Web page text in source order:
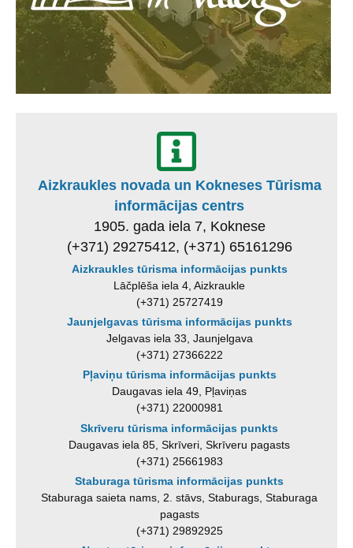
Aizkraukles novada un Kokneses Tūrisma
informācijas centrs
1905. gada iela 7, Koknese
(+371) 29275412, (+371) 65161296
Aizkraukles tūrisma informācijas punkts
Lāčplēša iela 4, Aizkraukle
(+371) 25727419
Jaunjelgavas tūrisma informācijas punkts
Jelgavas iela 33, Jaunjelgava
(+371) 27366222
Pļaviņu tūrisma informācijas punkts
Daugavas iela 49, Pļaviņas
(+371) 22000981
Skrīveru tūrisma informācijas punkts
Daugavas iela 85, Skrīveri, Skrīveru pagasts
(+371) 25661983
Staburaga tūrisma informācijas punkts
Staburaga saieta nams, 2. stāvs, Staburags, Staburaga
pagasts
(+371) 29892925